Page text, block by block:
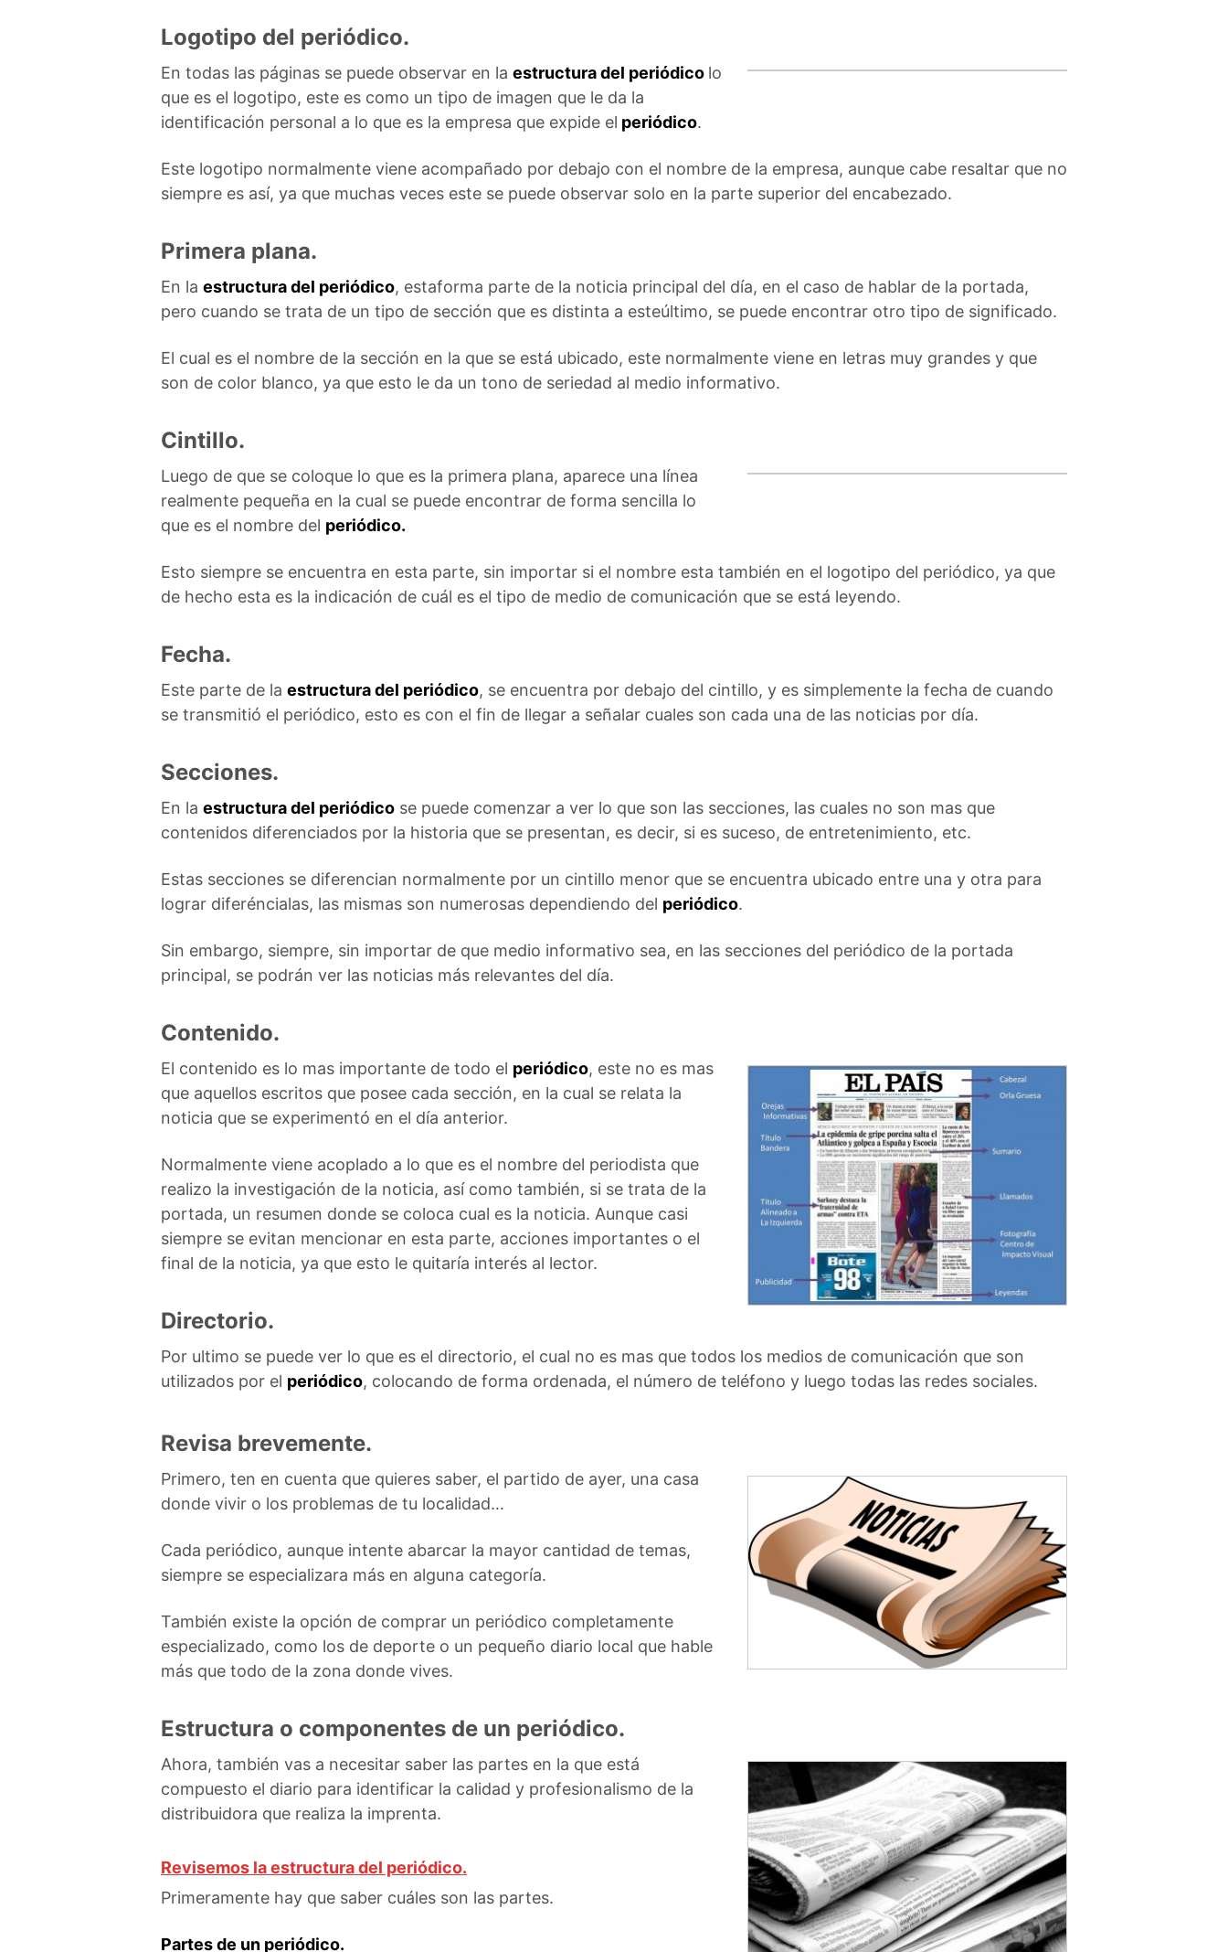
Logotipo del periódico.
En todas las páginas se puede observar en la estructura del periódico lo
que es el logotipo, este es como un tipo de imagen que le da la
identificación personal a lo que es la empresa que expide el periódico.
Este logotipo normalmente viene acompañado por debajo con el nombre de la empresa, aunque cabe resaltar que no
siempre es así, ya que muchas veces este se puede observar solo en la parte superior del encabezado.
Primera plana.
En la estructura del periódico, estaforma parte de la noticia principal del día, en el caso de hablar de la portada,
pero cuando se trata de un tipo de sección que es distinta a esteúltimo, se puede encontrar otro tipo de significado.
El cual es el nombre de la sección en la que se está ubicado, este normalmente viene en letras muy grandes y que
son de color blanco, ya que esto le da un tono de seriedad al medio informativo.
Cintillo.
Luego de que se coloque lo que es la primera plana, aparece una línea
realmente pequeña en la cual se puede encontrar de forma sencilla lo
que es el nombre del periódico.
Esto siempre se encuentra en esta parte, sin importar si el nombre esta también en el logotipo del periódico, ya que
de hecho esta es la indicación de cuál es el tipo de medio de comunicación que se está leyendo.
Fecha.
Este parte de la estructura del periódico, se encuentra por debajo del cintillo, y es simplemente la fecha de cuando
se transmitió el periódico, esto es con el fin de llegar a señalar cuales son cada una de las noticias por día.
Secciones.
En la estructura del periódico se puede comenzar a ver lo que son las secciones, las cuales no son mas que
contenidos diferenciados por la historia que se presentan, es decir, si es suceso, de entretenimiento, etc.
Estas secciones se diferencian normalmente por un cintillo menor que se encuentra ubicado entre una y otra para
lograr diferéncialas, las mismas son numerosas dependiendo del periódico.
Sin embargo, siempre, sin importar de que medio informativo sea, en las secciones del periódico de la portada
principal, se podrán ver las noticias más relevantes del día.
Contenido.
El contenido es lo mas importante de todo el periódico, este no es mas
que aquellos escritos que posee cada sección, en la cual se relata la
noticia que se experimentó en el día anterior.
Normalmente viene acoplado a lo que es el nombre del periodista que
realizo la investigación de la noticia, así como también, si se trata de la
portada, un resumen donde se coloca cual es la noticia. Aunque casi
siempre se evitan mencionar en esta parte, acciones importantes o el
final de la noticia, ya que esto le quitaría interés al lector.
Directorio.
Por ultimo se puede ver lo que es el directorio, el cual no es mas que todos los medios de comunicación que son
utilizados por el periódico, colocando de forma ordenada, el número de teléfono y luego todas las redes sociales.
Revisa brevemente.
Primero, ten en cuenta que quieres saber, el partido de ayer, una casa
donde vivir o los problemas de tu localidad…
Cada periódico, aunque intente abarcar la mayor cantidad de temas,
siempre se especializara más en alguna categoría.
También existe la opción de comprar un periódico completamente
especializado, como los de deporte o un pequeño diario local que hable
más que todo de la zona donde vives.
Estructura o componentes de un periódico.
Ahora, también vas a necesitar saber las partes en la que está
compuesto el diario para identificar la calidad y profesionalismo de la
distribuidora que realiza la imprenta.
Revisemos la estructura del periódico.
Primeramente hay que saber cuáles son las partes.
Partes de un periódico.